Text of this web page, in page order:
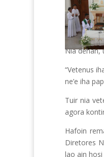
Nia dehan,
“Vetenus
ne’e iha
Tuir nia
agora
Hafoin
Diretores
lao ain hosi